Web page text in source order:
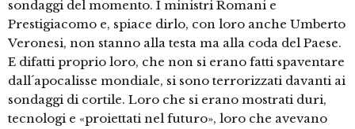
sondaggi del momento. I ministri Romani e
Prestigiacomo e, spiace dirlo, con loro anche Umberto
Veronesi, non stanno alla testa ma alla coda del Paese.
E difatti proprio loro, che non si erano fatti spaventare
dall´apocalisse mondiale, si sono terrorizzati davanti ai
sondaggi di cortile. Loro che si erano mostrati duri,
tecnologi e «proiettati nel futuro», loro che avevano